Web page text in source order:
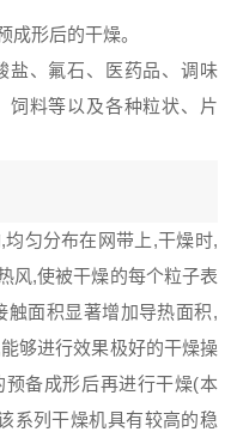
成形后的干燥。
盐、氟石、医药品、调味
饲料等以及各种粒状、片
,均匀分布在网带上,干燥时,
风,使被干燥的每个粒子表
触面积显著增加导热面积,
能够进行效果极好的干燥操
备成形后再进行干燥(本
系列干燥机具有较高的稳